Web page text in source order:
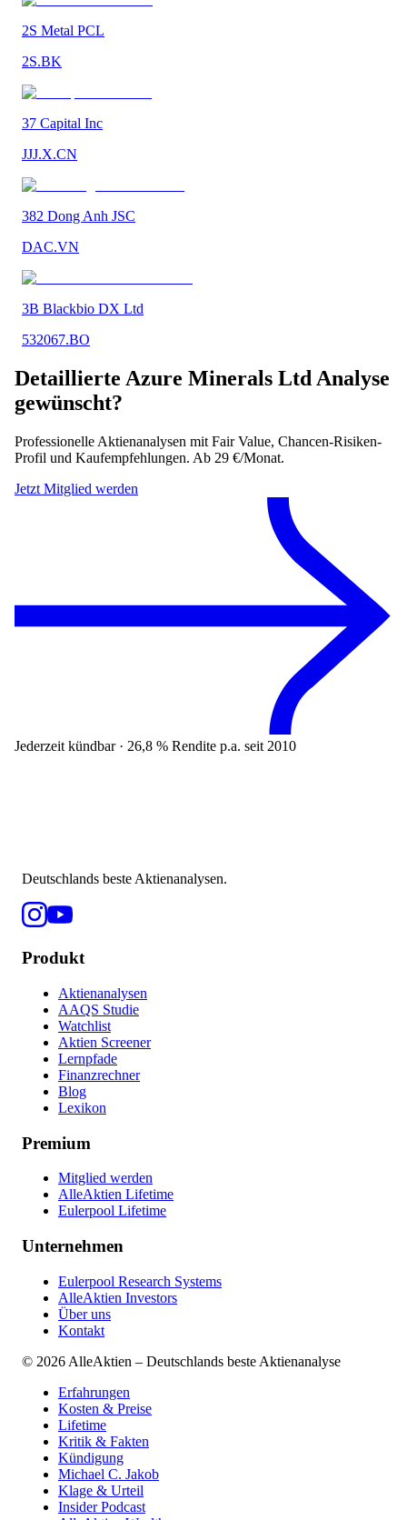
2S Metal PCL
2S.BK
37 Capital Inc
JJJ.X.CN
382 Dong Anh JSC
DAC.VN
3B Blackbio DX Ltd
532067.BO
Detaillierte Azure Minerals Ltd Analyse
gewünscht?
Professionelle Aktienanalysen mit Fair Value, Chancen-Risiken-
Profil und Kaufempfehlungen. Ab 29 €/Monat.
Jetzt Mitglied werden
Jederzeit kündbar · 26,8 % Rendite p.a. seit 2010
Deutschlands beste Aktienanalysen.
Produkt
Aktienanalysen
AAQS Studie
Watchlist
Aktien Screener
Lernpfade
Finanzrechner
Blog
Lexikon
Premium
Mitglied werden
AlleAktien Lifetime
Eulerpool Lifetime
Unternehmen
Eulerpool Research Systems
AlleAktien Investors
Über uns
Kontakt
© 2026 AlleAktien – Deutschlands beste Aktienanalyse
Erfahrungen
Kosten & Preise
Lifetime
Kritik & Fakten
Kündigung
Michael C. Jakob
Klage & Urteil
Insider Podcast